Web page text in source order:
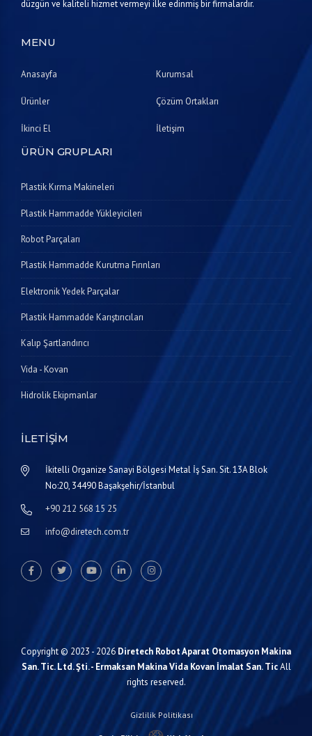
düzgün ve kaliteli hizmet vermeyi ilke edinmiş bir firmalardır.
MENU
Anasayfa Kurumsal
Ürünler Çözüm Ortakları
İkinci El İletişim
ÜRÜN GRUPLARI
Plastik Kırma Makineleri
Plastik Hammadde Yükleyicileri
Robot Parçaları
Plastik Hammadde Kurutma Fırınları
Elektronik Yedek Parçalar
Plastik Hammadde Karıştırıcıları
Kalıp Şartlandırıcı
Vida - Kovan
Hidrolik Ekipmanlar
İLETIŞIM
İkitelli Organize Sanayi Bölgesi Metal İş San. Sit. 13A Blok
No:20, 34490 Başakşehir/İstanbul
+90 212 568 15 25
info@diretech.com.tr
Copyright © 2023 - 2026 Diretech Robot Aparat Otomasyon Makina
San. Tic. Ltd. Şti. - Ermaksan Makina Vida Kovan İmalat San. TicAll
rights reserved.
Gizlilik Politikası